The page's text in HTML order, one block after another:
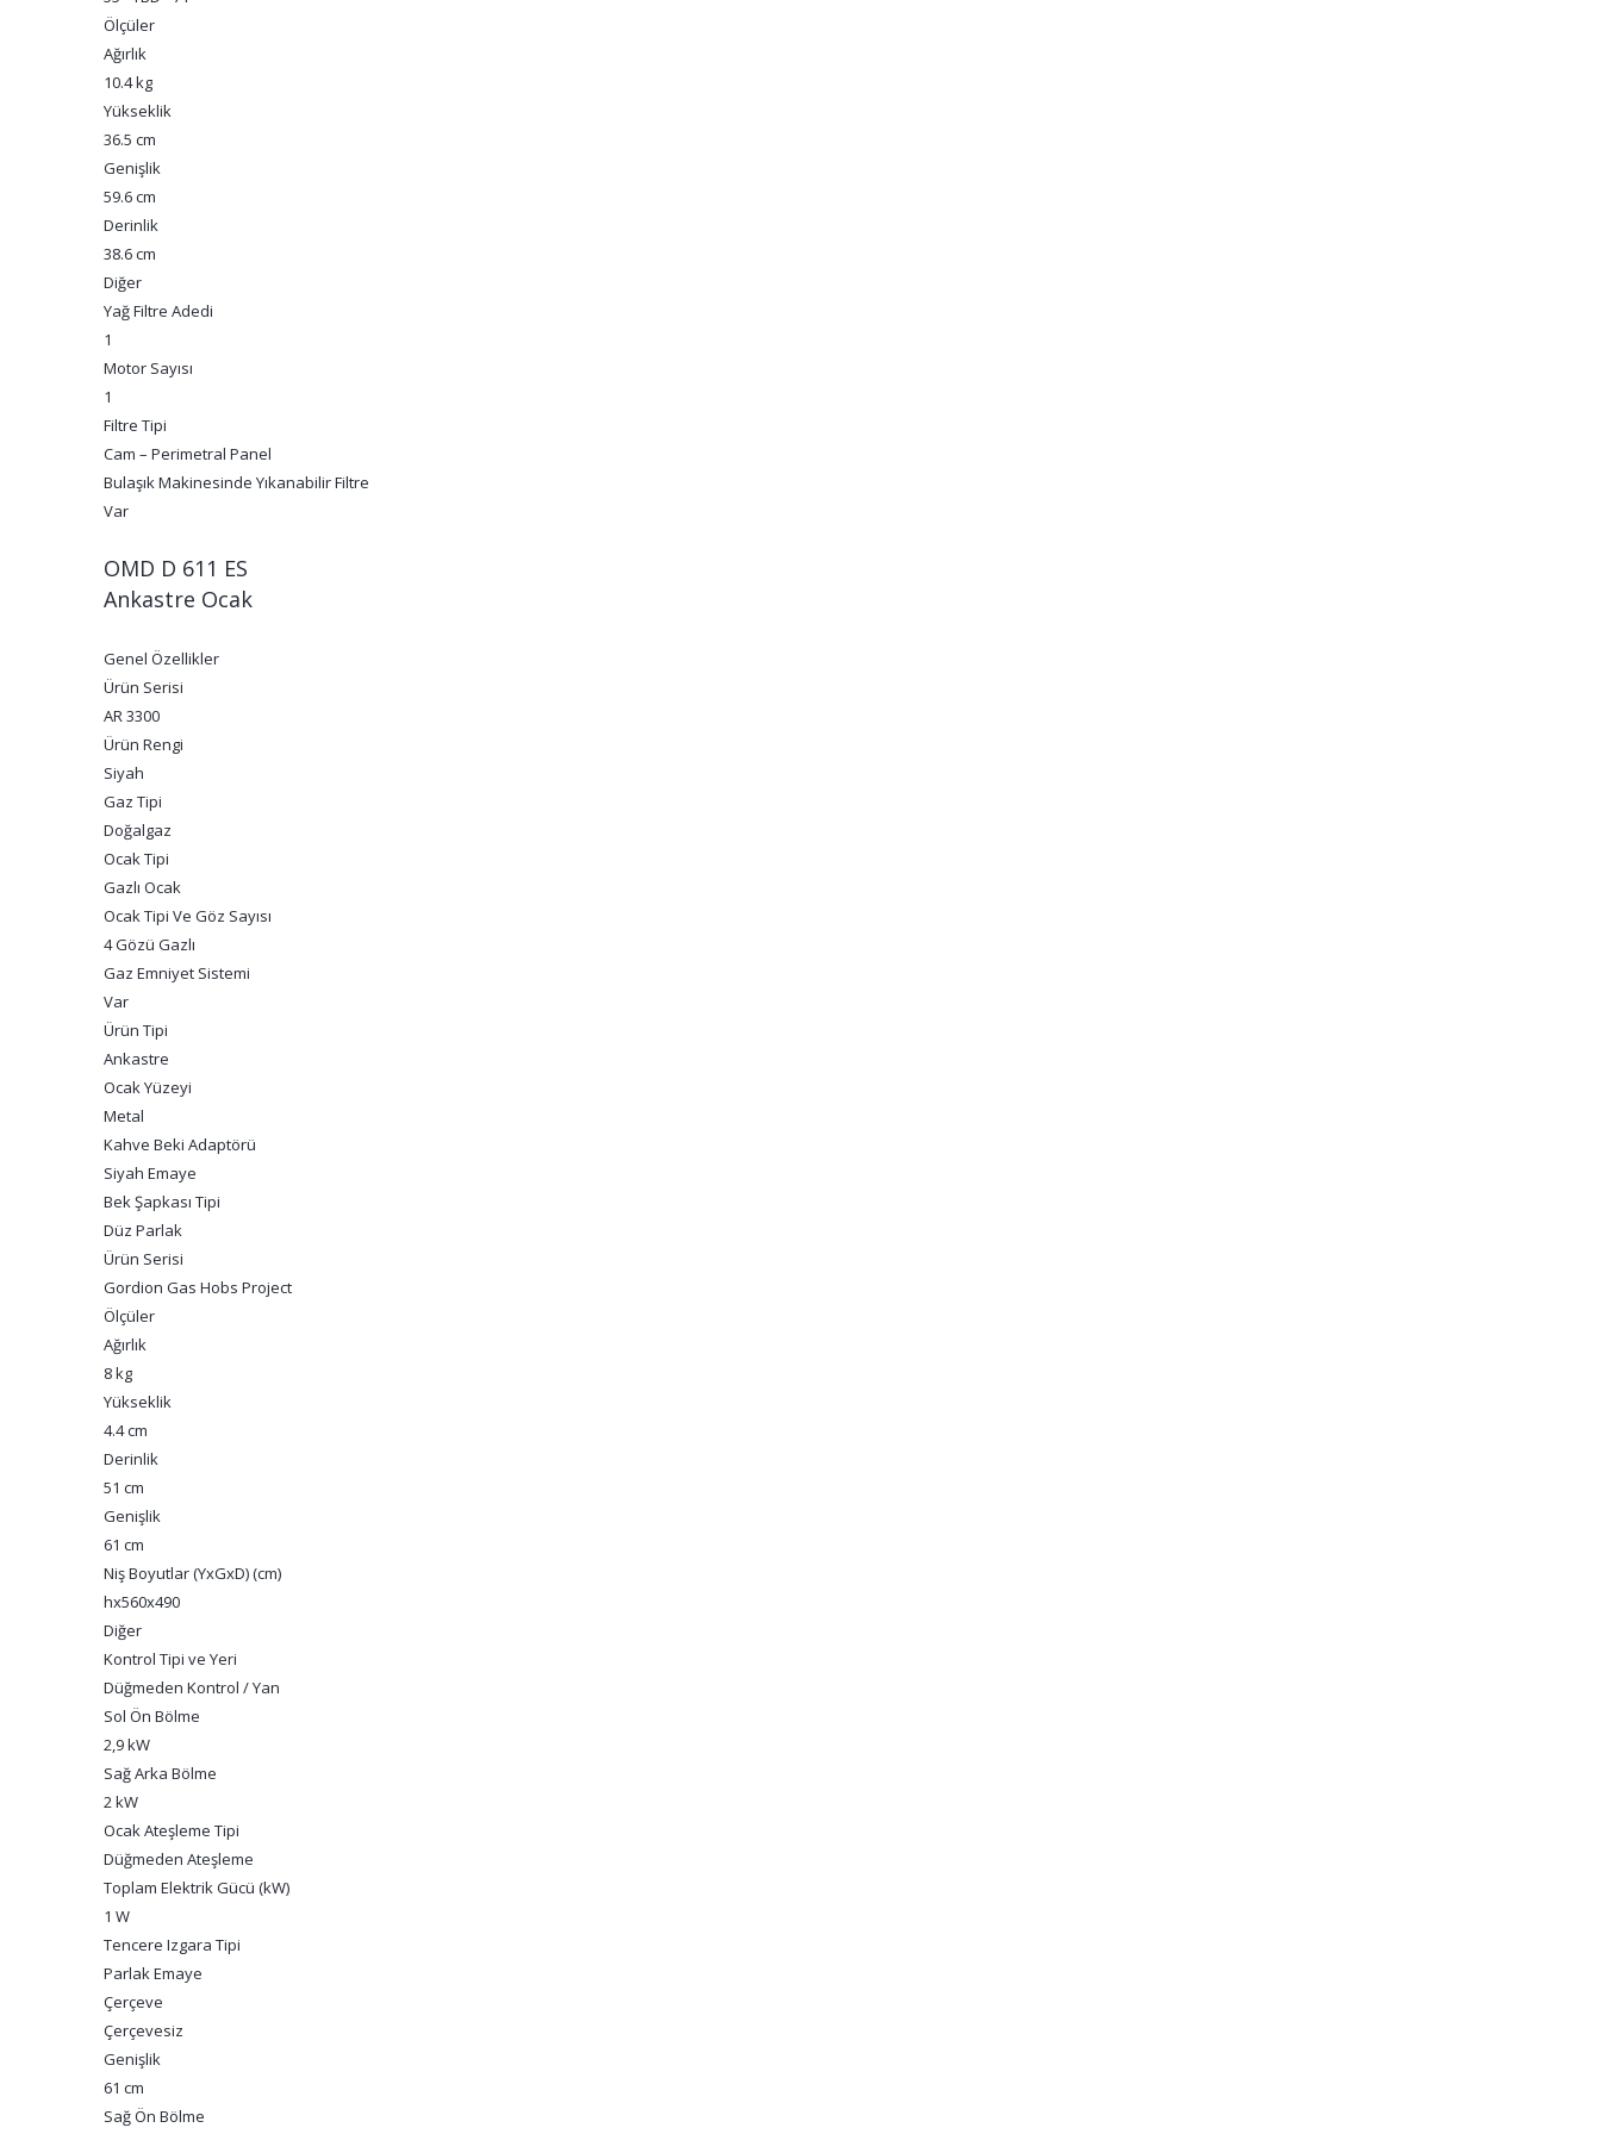
Ölçüler
Ağırlık
10.4 kg
Yükseklik
36.5 cm
Genişlik
59.6 cm
Derinlik
38.6 cm
Diğer
Yağ Filtre Adedi
1
Motor Sayısı
1
Filtre Tipi
Cam – Perimetral Panel
Bulaşık Makinesinde Yıkanabilir Filtre
Var
OMD D 611 ES
Ankastre Ocak
Genel Özellikler
Ürün Serisi
AR 3300
Ürün Rengi
Siyah
Gaz Tipi
Doğalgaz
Ocak Tipi
Gazlı Ocak
Ocak Tipi Ve Göz Sayısı
4 Gözü Gazlı
Gaz Emniyet Sistemi
Var
Ürün Tipi
Ankastre
Ocak Yüzeyi
Metal
Kahve Beki Adaptörü
Siyah Emaye
Bek Şapkası Tipi
Düz Parlak
Ürün Serisi
Gordion Gas Hobs Project
Ölçüler
Ağırlık
8 kg
Yükseklik
4.4 cm
Derinlik
51 cm
Genişlik
61 cm
Niş Boyutlar (YxGxD) (cm)
hx560x490
Diğer
Kontrol Tipi ve Yeri
Düğmeden Kontrol / Yan
Sol Ön Bölme
2,9 kW
Sağ Arka Bölme
2 kW
Ocak Ateşleme Tipi
Düğmeden Ateşleme
Toplam Elektrik Gücü (kW)
1 W
Tencere Izgara Tipi
Parlak Emaye
Çerçeve
Çerçevesiz
Genişlik
61 cm
Sağ Ön Bölme